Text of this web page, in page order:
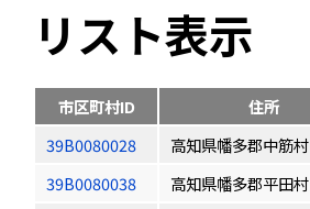
リスト表示
市区町村ID 住所
39B0080028
高知県幡多郡中筋村
39B0080038
高知県幡多郡平田村